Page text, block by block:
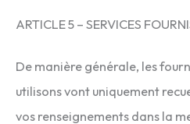
ARTICLE 5 – SERVICES
De manière générale, les
utilisons vont uniquement
vos renseignements dans la